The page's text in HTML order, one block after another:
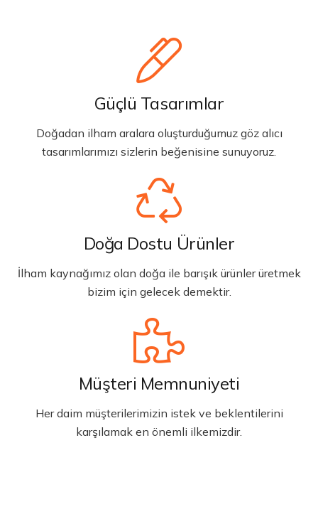
Güçlü Tasarımlar
Doğadan ilham aralara oluşturduğumuz göz alıcı
tasarımlarımızı sizlerin beğenisine sunuyoruz.
Doğa Dostu Ürünler
İlham kaynağımız olan doğa ile barışık ürünler üretmek
bizim için gelecek demektir.
Müşteri Memnuniyeti
Her daim müşterilerimizin istek ve beklentilerini
karşılamak en önemli ilkemizdir.